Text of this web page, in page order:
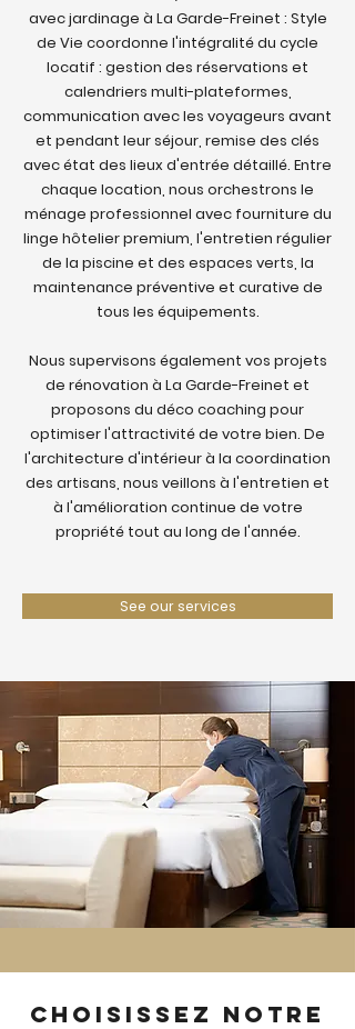
avec jardinage à La Garde-Freinet : Style
de Vie coordonne l'intégralité du cycle
locatif : gestion des réservations et
calendriers multi-plateformes,
communication avec les voyageurs avant
et pendant leur séjour, remise des clés
avec état des lieux d'entrée détaillé. Entre
chaque location, nous orchestrons le
ménage professionnel avec fourniture du
linge hôtelier premium, l'entretien régulier
de la piscine et des espaces verts, la
maintenance préventive et curative de
tous les équipements.
Nous supervisons également vos projets
de rénovation à La Garde-Freinet et
proposons du déco coaching pour
optimiser l'attractivité de votre bien. De
l'architecture d'intérieur à la coordination
des artisans, nous veillons à l'entretien et
à l'amélioration continue de votre
propriété tout au long de l'année.
See our services
Choisissez notre